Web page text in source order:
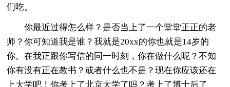
们吃。
你最近过得怎么样？是否当上了一个堂堂正正的老
师？你可知道我是谁？我就是20xx的你也就是14岁的
你。在我正跟你写信的同一时刻，你在做什么呢？不知
你有没有正在教书？或者什么也不是？现在你应该还在
上大学吧！你考上了北京大学了吗？考上了博士后了